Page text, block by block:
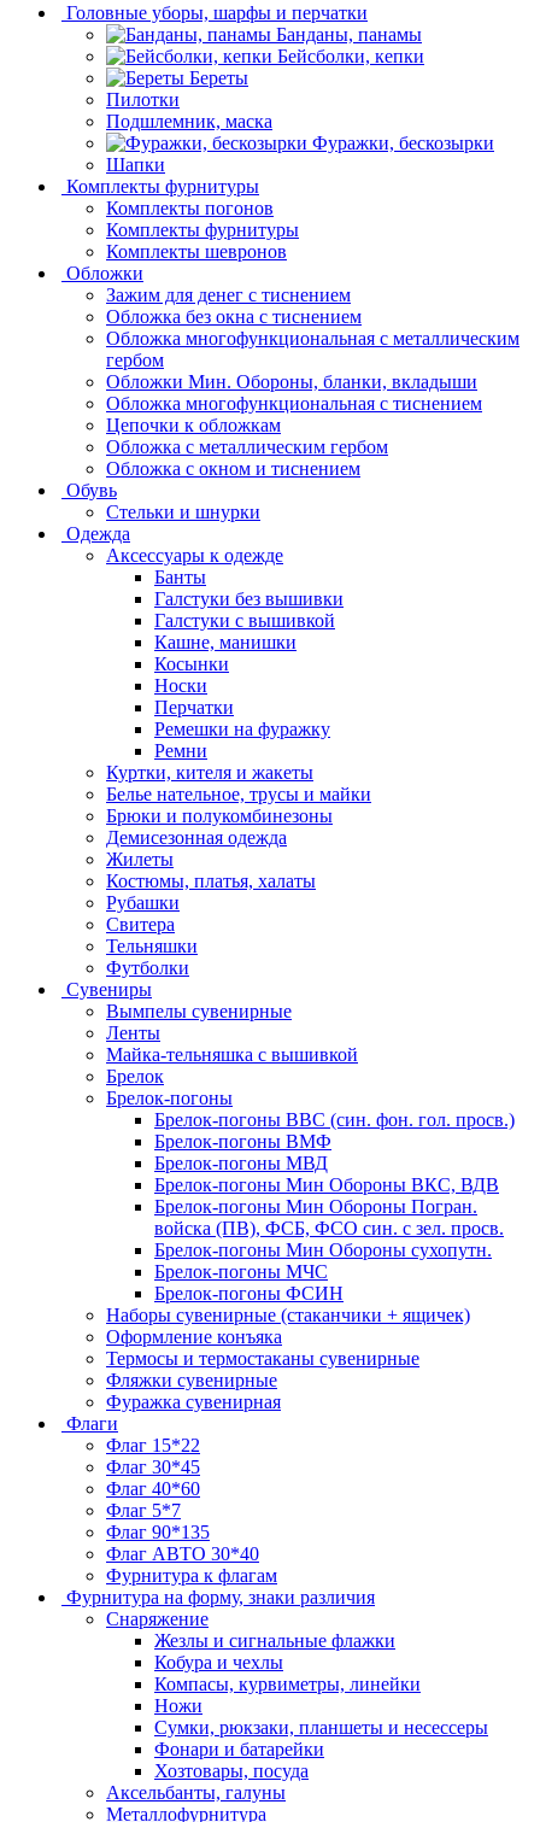
Головные уборы, шарфы и перчатки
Банданы, панамы
Бейсболки, кепки
Береты
Пилотки
Подшлемник, маска
Фуражки, бескозырки
Шапки
Комплекты фурнитуры
Комплекты погонов
Комплекты фурнитуры
Комплекты шевронов
Обложки
Зажим для денег с тиснением
Обложка без окна с тиснением
Обложка многофункциональная с металлическим
гербом
Обложки Мин. Обороны, бланки, вкладыши
Обложка многофункциональная с тиснением
Цепочки к обложкам
Обложка с металлическим гербом
Обложка с окном и тиснением
Обувь
Стельки и шнурки
Одежда
Аксессуары к одежде
Банты
Галстуки без вышивки
Галстуки с вышивкой
Кашне, манишки
Косынки
Носки
Перчатки
Ремешки на фуражку
Ремни
Куртки, кителя и жакеты
Белье нательное, трусы и майки
Брюки и полукомбинезоны
Демисезонная одежда
Жилеты
Костюмы, платья, халаты
Рубашки
Свитера
Тельняшки
Футболки
Сувениры
Вымпелы сувенирные
Ленты
Майка-тельняшка с вышивкой
Брелок
Брелок-погоны
Брелок-погоны ВВС (син. фон. гол. просв.)
Брелок-погоны ВМФ
Брелок-погоны МВД
Брелок-погоны Мин Обороны ВКС, ВДВ
Брелок-погоны Мин Обороны Погран.
войска (ПВ), ФСБ, ФСО син. с зел. просв.
Брелок-погоны Мин Обороны сухопутн.
Брелок-погоны МЧС
Брелок-погоны ФСИН
Наборы сувенирные (стаканчики + ящичек)
Оформление конъяка
Термосы и термостаканы сувенирные
Фляжки сувенирные
Фуражка сувенирная
Флаги
Флаг 15*22
Флаг 30*45
Флаг 40*60
Флаг 5*7
Флаг 90*135
Флаг АВТО 30*40
Фурнитура к флагам
Фурнитура на форму, знаки различия
Снаряжение
Жезлы и сигнальные флажки
Кобура и чехлы
Компасы, курвиметры, линейки
Ножи
Сумки, рюкзаки, планшеты и несессеры
Фонари и батарейки
Хозтовары, посуда
Аксельбанты, галуны
Металлофурнитура